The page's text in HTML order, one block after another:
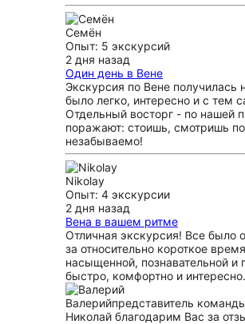
Семён
Опыт: 5 экскурсий
2 дня назад
Один день в Вене
Экскурсия по Вене получилась
было легко, интересно и с тем
Отдельный восторг - по нашей
поражают: стоишь, смотришь
незабываемо!
Nikolay
Опыт: 4 экскурсии
2 дня назад
Вена в вашем ритме
Отличная экскурсия! Все
за относительно короткое
насыщенной, познавательной
быстро, комфортно и интересно.
Валерийпредставитель
Николай благодарим Вас за